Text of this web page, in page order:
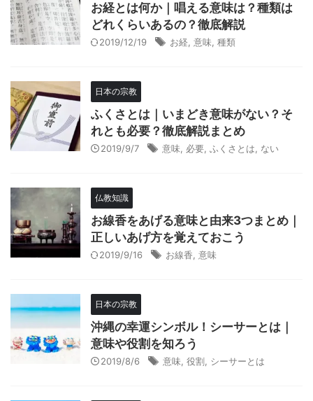
お経とは何か｜唱える意味は？種類は
どれくらいあるの？徹底解説
2019/12/19 お経 意味 種類
日本の宗教
ふくさとは｜いまどき意味がない？そ
れとも必要？徹底解説まとめ
2019/9/7 意味 必要 ふくさとは ない
仏教知識
お線香をあげる意味と由来3つまとめ｜
正しいあげ方を覚えておこう
2019/9/16 お線香 意味
日本の宗教
沖縄の幸運シンボル！シーサーとは｜
意味や役割を知ろう
2019/8/6 意味 役割 シーサーとは